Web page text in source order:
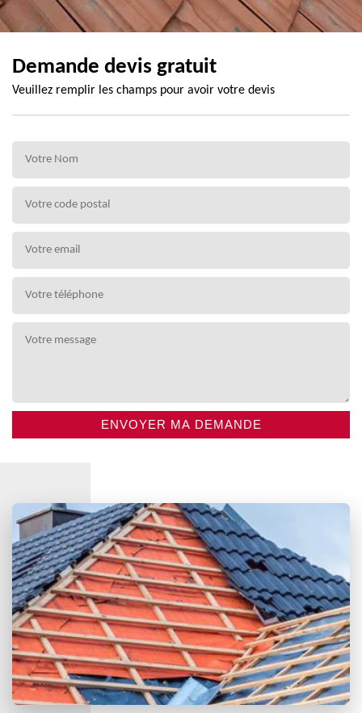
Demande devis gratuit
Veuillez remplir les champs pour avoir votre devis